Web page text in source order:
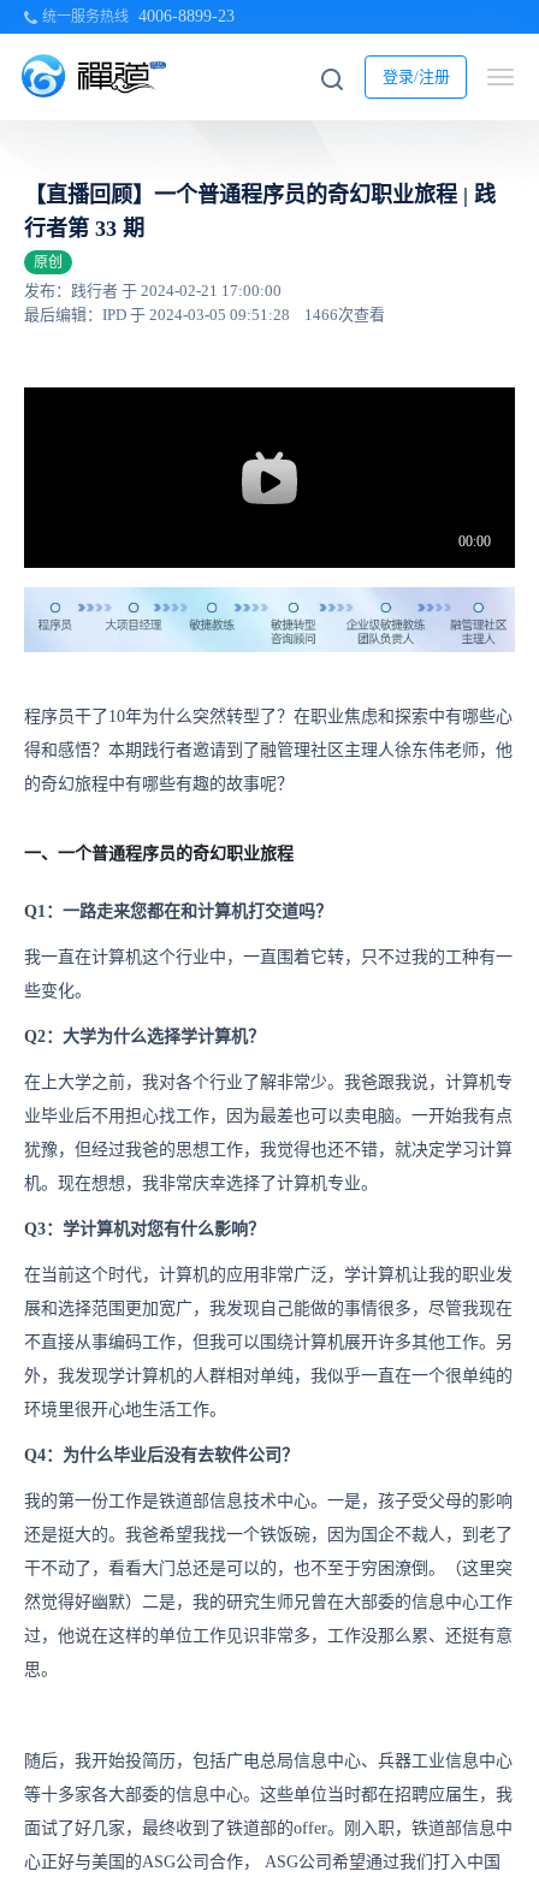
统一服务热线 4006-8899-23
登录/注册
【直播回顾】一个普通程序员的奇幻职业旅程 | 践
行者第 33 期
原创
发布：践行者 于 2024-02-21 17:00:00
最后编辑：IPD 于 2024-03-05 09:51:28
1466次查看
程序员干了10年为什么突然转型了？在职业焦虑和探索中有哪些心
得和感悟？本期践行者邀请到了融管理社区主理人徐东伟老师，他
的奇幻旅程中有哪些有趣的故事呢？
一、一个普通程序员的奇幻职业旅程
Q1：一路走来您都在和计算机打交道吗？
我一直在计算机这个行业中，一直围着它转，只不过我的工种有一
些变化。
Q2：大学为什么选择学计算机？
在上大学之前，我对各个行业了解非常少。我爸跟我说，计算机专
业毕业后不用担心找工作，因为最差也可以卖电脑。一开始我有点
犹豫，但经过我爸的思想工作，我觉得也还不错，就决定学习计算
机。现在想想，我非常庆幸选择了计算机专业。
Q3：学计算机对您有什么影响？
在当前这个时代，计算机的应用非常广泛，学计算机让我的职业发
展和选择范围更加宽广，我发现自己能做的事情很多，尽管我现在
不直接从事编码工作，但我可以围绕计算机展开许多其他工作。另
外，我发现学计算机的人群相对单纯，我似乎一直在一个很单纯的
环境里很开心地生活工作。
Q4：为什么毕业后没有去软件公司？
我的第一份工作是铁道部信息技术中心。一是，孩子受父母的影响
还是挺大的。我爸希望我找一个铁饭碗，因为国企不裁人，到老了
干不动了，看看大门总还是可以的，也不至于穷困潦倒。（这里突
然觉得好幽默）二是，我的研究生师兄曾在大部委的信息中心工作
过，他说在这样的单位工作见识非常多，工作没那么累、还挺有意
思。
随后，我开始投简历，包括广电总局信息中心、兵器工业信息中心
等十多家各大部委的信息中心。这些单位当时都在招聘应届生，我
面试了好几家，最终收到了铁道部的offer。刚入职，铁道部信息中
心正好与美国的ASG公司合作， ASG公司希望通过我们打入中国